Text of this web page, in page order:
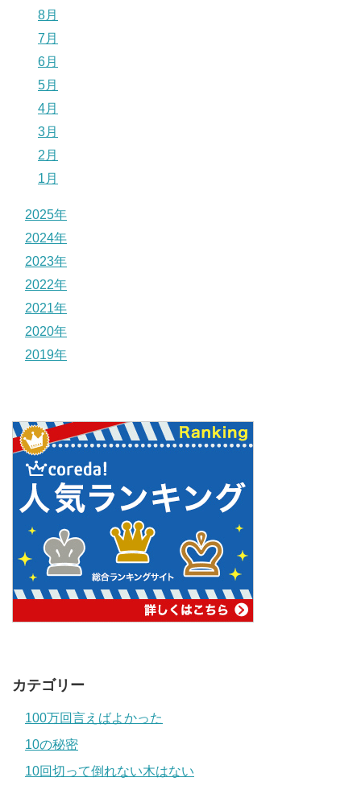
8月
7月
6月
5月
4月
3月
2月
1月
2025年
2024年
2023年
2022年
2021年
2020年
2019年
カテゴリー
100万回言えばよかった
10の秘密
10回切って倒れない木はない